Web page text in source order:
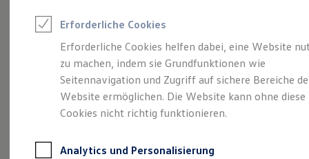
Saisonangebote
Leasing
Leasing-Angebote
Gebrauchtwagen Leasing
Junge Gebrauchtwagen-Leasing
Elektroauto Leasing
Kleinwagen-Leasing
Leasing ohne Anzahlung
Autokredit mit Schlussrate
Eine Klasse für sich.
Der Golf.
Erforderliche Cookies
Erforderliche Cookies helfen dabei, eine Website
zu machen, indem sie Grundfunktionen wie
Seitennavigation und Zugriff auf sichere Bereiche
Website ermöglichen. Die Website kann ohne diese
Cookies nicht richtig funktionieren.
Analytics und Personalisierung